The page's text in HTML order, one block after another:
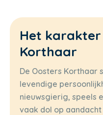
Het karakter
Korthaar
De Oosters Korthaar
levendige
nieuwsgierig, speels
vaak dol op